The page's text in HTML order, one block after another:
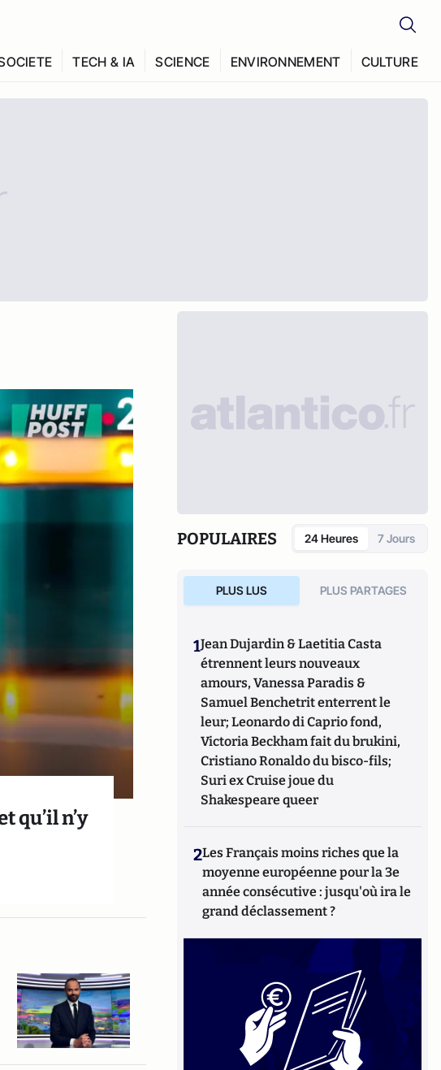
TECH & IA SCIENCE ENVIRONNEMENT CULTURE
qu’il n’y
POPULAIRES 24 Heures 7 Jours
PLUS LUS PLUS PARTAGES
1Jean Dujardin & Laetitia Casta
étrennent leurs nouveaux
amours, Vanessa Paradis &
Samuel Benchetrit enterrent le
leur; Leonardo di Caprio fond,
Victoria Beckham fait du brukini,
Cristiano Ronaldo du bisco-fils;
Suri ex Cruise joue du
Shakespeare queer
2Les Français moins riches que la
moyenne européenne pour la 3e
année consécutive : jusqu'où ira le
grand déclassement ?